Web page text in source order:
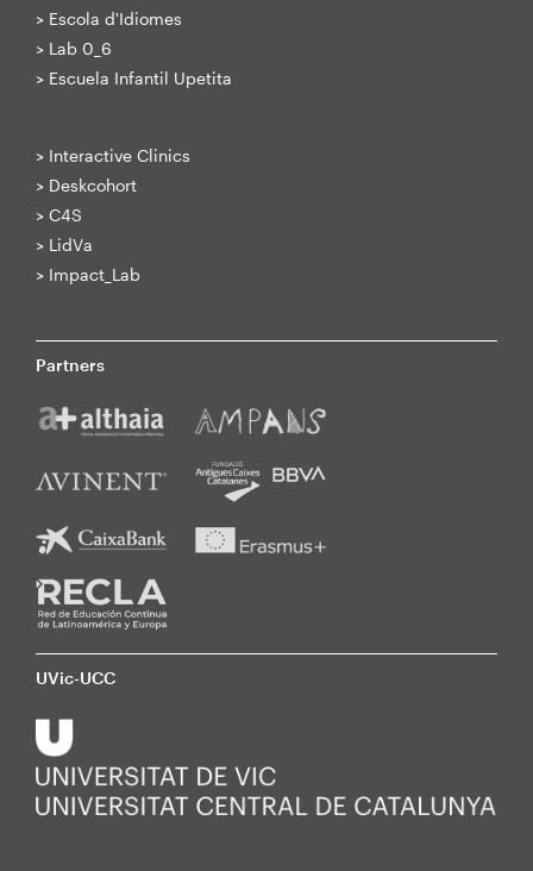
> Escola d'Idiomes
> Lab 0_6
> Escuela Infantil Upetita
> Interactive Clinics
> Deskcohort
> C4S
> LidVa
> Impact_Lab
Partners
UVic-UCC